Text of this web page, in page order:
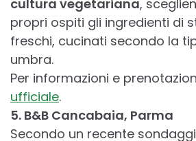
cultura vegetariana,
propri ospiti gli ingredienti di
freschi, cucinati secondo la
umbra.
Per informazioni e
ufficiale.
5. B&B Cancabaia, Parma
Secondo un recente